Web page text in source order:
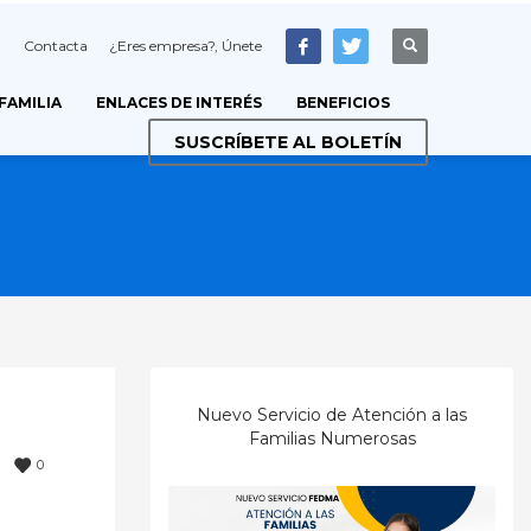
Contacta ¿Eres empresa?, Únete
ENLACES DE INTERÉS BENEFICIOS
SUSCRÍBETE AL BOLETÍN
0
Nuevo Servicio de Atención a las
Familias Numerosas